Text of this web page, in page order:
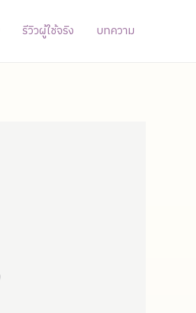
รีวิวผู้ใช้จริง บทความ